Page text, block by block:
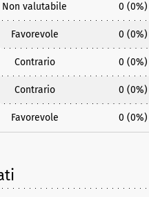
Non valutabile 0 (0%)
Favorevole 0 (0%)
Contrario 0 (0%)
Contrario 0 (0%)
Favorevole 0 (0%)